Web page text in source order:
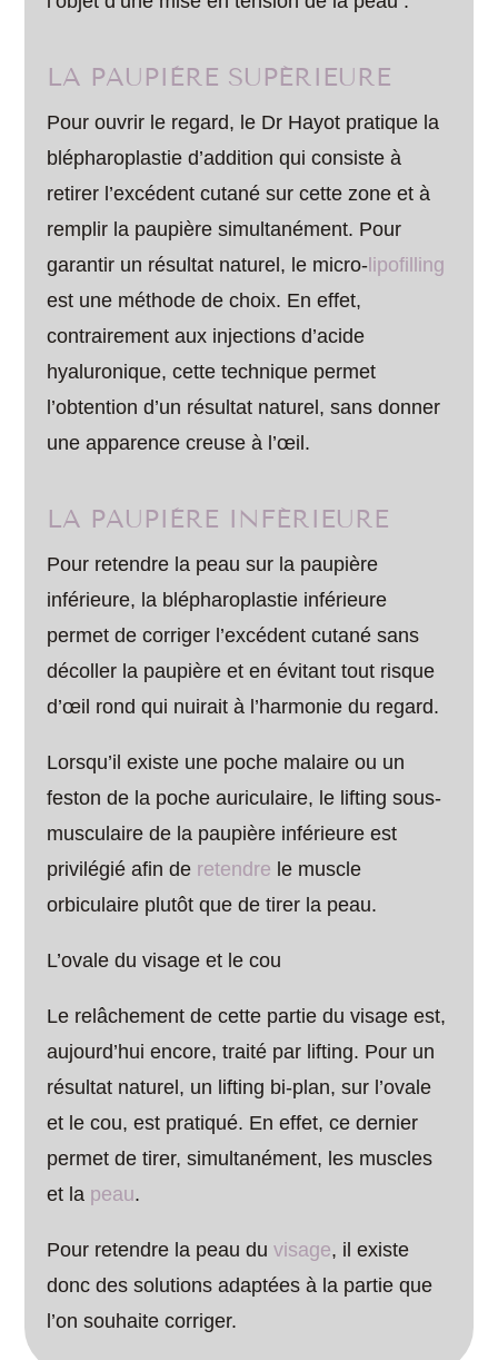
LA PAUPIÈRE SUPÉRIEURE
Pour ouvrir le regard, le Dr Hayot pratique la
blépharoplastie d’addition qui consiste à
retirer l’excédent cutané sur cette zone et à
remplir la paupière simultanément. Pour
garantir un résultat naturel, le micro- lipofilling
est une méthode de choix. En effet,
contrairement aux injections d’acide
hyaluronique, cette technique permet
l’obtention d’un résultat naturel, sans donner
une apparence creuse à l’œil.
LA PAUPIÈRE INFÉRIEURE
Pour retendre la peau sur la paupière
inférieure, la blépharoplastie inférieure
permet de corriger l’excédent cutané sans
décoller la paupière et en évitant tout risque
d’œil rond qui nuirait à l’harmonie du regard.
Lorsqu’il existe une poche malaire ou un
feston de la poche auriculaire, le lifting sous-
musculaire de la paupière inférieure est
privilégié afin de retendre le muscle
orbiculaire plutôt que de tirer la peau.
L’ovale du visage et le cou
Le relâchement de cette partie du visage est,
aujourd’hui encore, traité par lifting. Pour un
résultat naturel, un lifting bi-plan, sur l’ovale
et le cou, est pratiqué. En effet, ce dernier
permet de tirer, simultanément, les muscles
et la peau.
Pour retendre la peau duvisage, il existe
donc des solutions adaptées à la partie que
l’on souhaite corriger.